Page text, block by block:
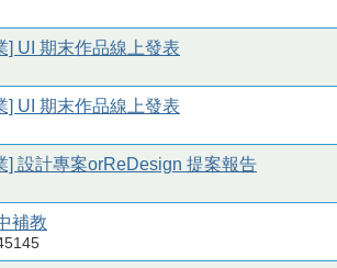
] UI 期末作品線上發表
] UI 期末作品線上發表
] 設計專案orReDesign 提案報告
補教